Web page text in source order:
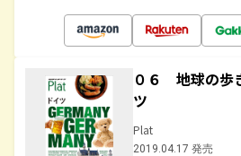
０６ 地球の
ツ
Plat
2019.04.17 発売